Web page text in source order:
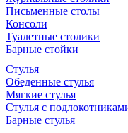
Письменные столы
Консоли
Туалетные столики
Барные стойки
Стулья
Обеденные стулья
Мягкие стулья
Стулья с
Барные стулья